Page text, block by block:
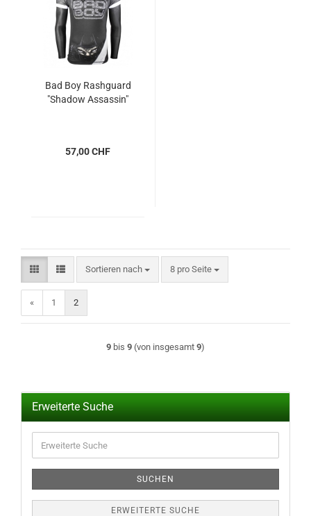
Bad Boy Rashguard
"Shadow Assassin"
57,00 CHF
Sortieren nach
Sortieren nach 8 pro Seite
pro Seite
« 1 2
9 bis 9 (von insgesamt 9)
Erweiterte Suche
Suche
SUCHEN
ERWEITERTE SUCHE